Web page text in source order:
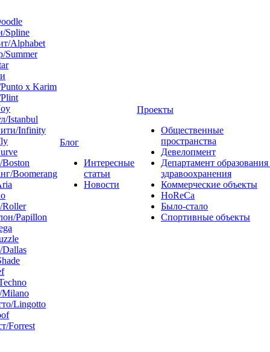
Spline
Alphabet
Summer
x Karim
Istanbul
Infinity
Boston
Boomerang
Roller
Papillon
Dallas
Lingotto
Forrest
Блог
Интересные
статьи
Новости
Проекты
Общественные
пространства
Девелопмент
Департамент
здравоохранения
Коммерческие объекты
HoReCa
Было-стало
Спортивные объекты